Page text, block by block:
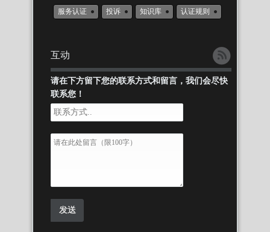
服务认证 投诉 知识库 认证规则
互动
请在下方留下您的联系方式和留言，我们会尽快
联系您！